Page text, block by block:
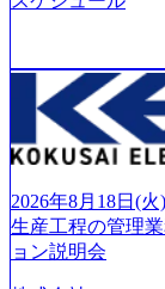
つ、あらゆる業
化を支援するた
務改善、実行支
通貫で提供する
ファーム） 社名
ていく”という位
されていたが、
C事業を始め、パ
2026年8月18日(
生産工程の管理
ョン説明会